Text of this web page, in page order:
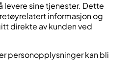
levere sine tjenester. Dette
informasjon og
direkte av kunden ved
personopplysninger kan bli